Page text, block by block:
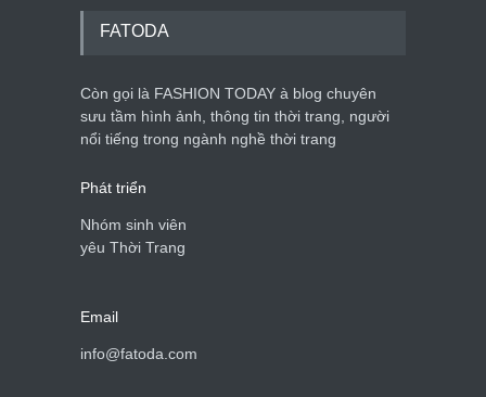
Mẫu áo khoác đẹp cho phụ
nữ 40+
FATODA
Còn gọi là FASHION TODAY à blog chuyên
sưu tầm hình ảnh, thông tin thời trang, người
nổi tiếng trong ngành nghề thời trang
Phát triển
Nhóm sinh viên
yêu Thời Trang
Email
info@fatoda.com